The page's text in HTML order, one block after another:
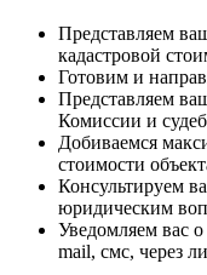
Представляем
кадастровой
Готовим и
Представляем
Комиссии и
Добиваемся
стоимости
Консультируем
юридическим
Уведомляем вас
mail, смс, через